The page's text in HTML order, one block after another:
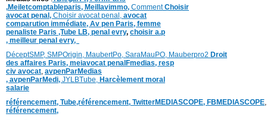
,Meiletcomptableparis, Meillavimmo, CommentChoisir
avocat penal, Choisir avocat penal, avocat
comparution immédiate, Av pen Paris, femme
penaliste Paris ,Tube LB, penal evry, choisir a.p
, meilleur penal evry,
DéceptSMP, SMPOrigin, MaubertPo, SaraMauPO, Mauberpro2 Droit
des affaires Paris, meiavocat penalFmedias, resp
civ avocat, avpenParMedias
, avpenParMedi, JYLBTube, Harcèlement moral
salarie
référencement, Tube,référencement, TwitterMEDIASCOPE, FBMEDIASCOPE
référencement,